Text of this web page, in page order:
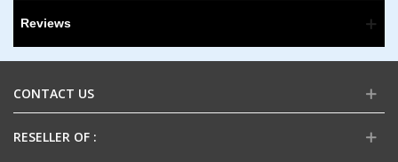
Reviews
CONTACT US
RESELLER OF :